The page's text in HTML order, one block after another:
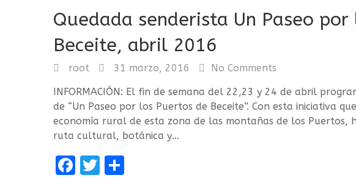
Quedada senderista Un Paseo
Beceite, abril 2016
root 31 marzo, 2016 No Comments
INFORMACIÓN: El fin de semana del 22,23 y 24 de abril
de “Un Paseo por los Puertos de Beceite”. Con esta iniciativa
economía rural de esta zona de las montañas de los Puertos,
ruta cultural, botánica y…
F
T